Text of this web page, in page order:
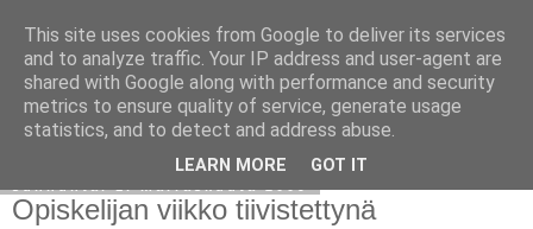
Avoin blogiskelija
Opiskelijan viikko tiivistettynä
This site uses cookies from Google to deliver its services
and to analyze traffic. Your IP address and user-agent are
shared with Google along with performance and security
metrics to ensure quality of service, generate usage
statistics, and to detect and address abuse.
LEARN MORE GOT IT